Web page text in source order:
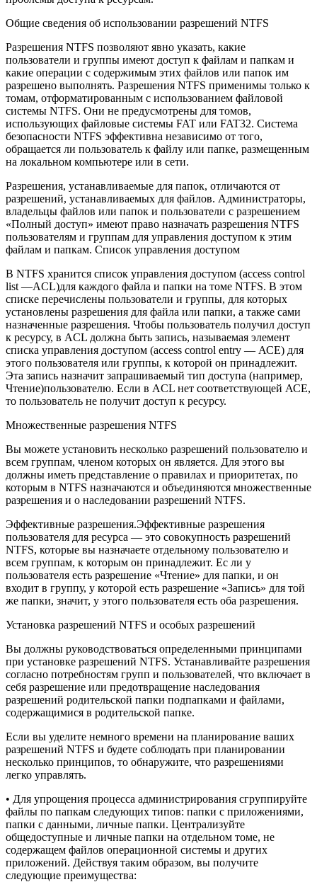
Общие сведения об использовании разрешений NTFS
Разрешения NTFS позволяют явно указать, какие
пользователи и группы имеют доступ к файлам и папкам и
какие операции с содержимым этих файлов или папок им
разрешено выполнять. Разрешения NTFS применимы только к
томам, отформатированным с использованием файловой
системы NTFS. Они не предусмотрены для томов,
использующих файловые системы FAT или FAT32. Система
безопасности NTFS эффективна независимо от того,
обращается ли пользователь к файлу или папке, размещенным
на локальном компьютере или в сети.
Разрешения, устанавливаемые для папок, отличаются от
разрешений, устанавливаемых для файлов. Администраторы,
владельцы файлов или папок и пользователи с разрешением
«Полный доступ» имеют право назначать разрешения NTFS
пользователям и группам для управления доступом к этим
файлам и папкам. Список управления доступом
В NTFS хранится список управления доступом (access control
list —ACL)для каждого файла и папки на томе NTFS. В этом
списке перечислены пользователи и группы, для которых
установлены разрешения для файла или папки, а также сами
назначенные разрешения. Чтобы пользователь получил доступ
к ресурсу, в ACL должна быть запись, называемая элемент
списка управления доступом (access control entry — АСЕ) для
этого пользователя или группы, к которой он принадлежит.
Эта запись назначит запрашиваемый тип доступа (например,
Чтение)пользователю. Если в ACL нет соответствующей АСЕ,
то пользователь не получит доступ к ресурсу.
Множественные разрешения NTFS
Вы можете установить несколько разрешений пользователю и
всем группам, членом которых он является. Для этого вы
должны иметь представление о правилах и приоритетах, по
которым в NTFS назначаются и объединяются множественные
разрешения и о наследовании разрешений NTFS.
Эффективные разрешения.Эффективные разрешения
пользователя для ресурса — это совокупность разрешений
NTFS, которые вы назначаете отдельному пользователю и
всем группам, к которым он принадлежит. Ес ли у
пользователя есть разрешение «Чтение» для папки, и он
входит в группу, у которой есть разрешение «Запись» для той
же папки, значит, у этого пользователя есть оба разрешения.
Установка разрешений NTFS и особых разрешений
Вы должны руководствоваться определенными принципами
при установке разрешений NTFS. Устанавливайте разрешения
согласно потребностям групп и пользователей, что включает в
себя разрешение или предотвращение наследования
разрешений родительской папки подпапками и файлами,
содержащимися в родительской папке.
Если вы уделите немного времени на планирование ваших
разрешений NTFS и будете соблюдать при планировании
несколько принципов, то обнаружите, что разрешениями
легко управлять.
• Для упрощения процесса администрирования сгруппируйте
файлы по папкам следующих типов: папки с приложениями,
папки с данными, личные папки. Централизуйте
общедоступные и личные папки на отдельном томе, не
содержащем файлов операционной системы и других
приложений. Действуя таким образом, вы получите
следующие преимущества: